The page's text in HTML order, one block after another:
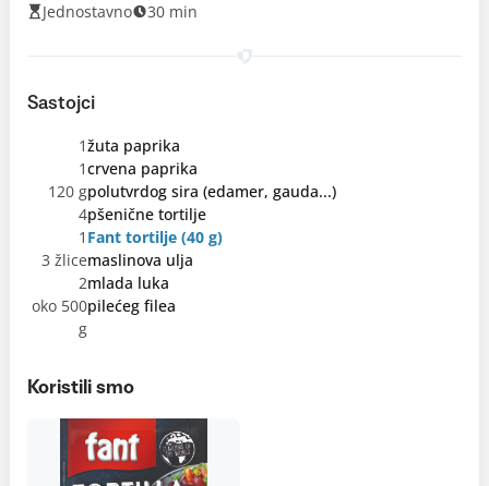
Jednostavno
30 min
Sastojci
1žuta paprika
1crvena paprika
120 gpolutvrdog sira (edamer, gauda...)
4pšenične tortilje
1 Fant tortilje (40 g)
3 žlicemaslinova ulja
2mlada luka
oko 500
g
pilećeg filea
Koristili smo